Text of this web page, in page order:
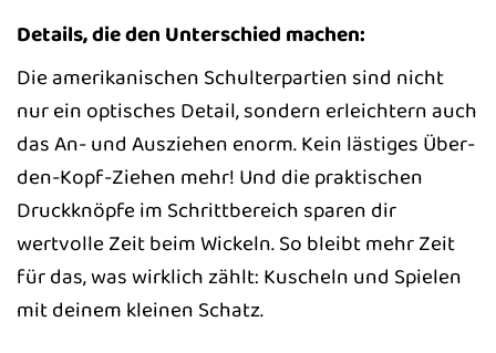
Details, die den Unterschied machen:
Die amerikanischen Schulterpartien sind nicht
nur ein optisches Detail, sondern erleichtern auch
das An- und Ausziehen enorm. Kein lästiges Über-
den-Kopf-Ziehen mehr! Und die praktischen
Druckknöpfe im Schrittbereich sparen dir
wertvolle Zeit beim Wickeln. So bleibt mehr Zeit
für das, was wirklich zählt: Kuscheln und Spielen
mit deinem kleinen Schatz.